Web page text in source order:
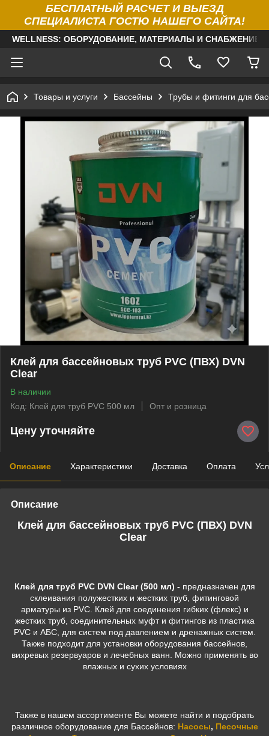
БЕСПЛАТНЫЙ РАСЧЕТ И ВЫЕЗД
СПЕЦИАЛИСТА ГОСТЮ НАШЕГО САЙТА!
WELLNESS: ОБОРУДОВАНИЕ, МАТЕРИАЛЫ И
Товары и услуги Бассейны Трубы и фитинги для
Клей для бассейновых труб PVC (ПВХ) DVN
Clear
В наличии
Код: Клей для труб PVC 500 мл
Опт и розница
Цену уточняйте
Описание Характеристики Доставка Оплата
Описание
Клей для бассейновых труб PVC (ПВХ) DVN
Clear
Клей для труб PVC DVN Clear (500 мл) - предназначен для
склеивания полужестких и жестких труб, фитинговой
арматуры из PVC. Клей для соединения гибких (флекс) и
жестких труб, соединительных муфт и фитингов из пластика
PVC и АБС, для систем под давлением и дренажных систем.
Также подходит для установки оборудования бассейнов,
вихревых резервуаров и лечебных ванн. Можно применять во
влажных и сухих условиях
Также в нашем ассортименте Вы можете найти и подобрать
различное оборудование для Бассейнов: Насосы, Песочные